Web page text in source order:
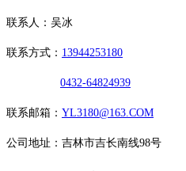
联系人：吴冰
联系方式： 13944253180
0432-64824939
联系邮箱： YL3180@163.COM
公司地址：吉林市吉长南线98号